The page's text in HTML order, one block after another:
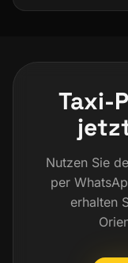
Taxi-
Nutzen Sie
per
erhalten